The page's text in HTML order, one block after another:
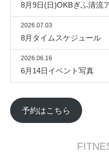
8月9日(日)OKBぎふ清流
2026.07.03
8月タイムスケジュール
2026.06.16
6月14日イベント写真
予約はこちら